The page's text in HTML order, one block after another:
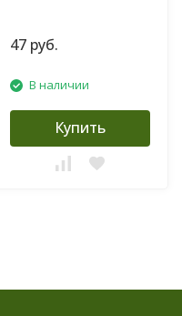
47 руб.
В наличии
Купить